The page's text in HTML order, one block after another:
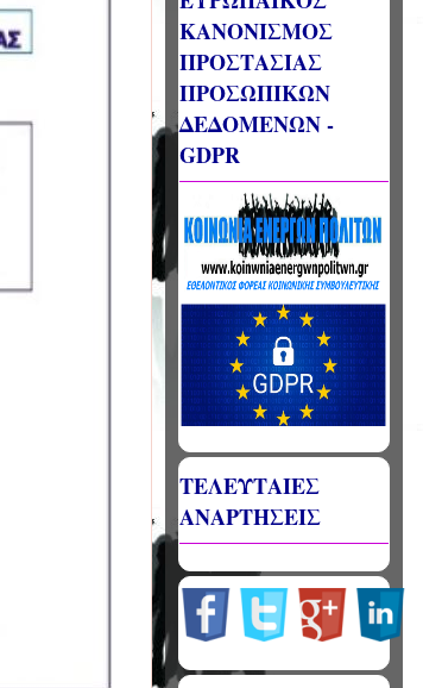
ΚΑΝΟΝΙΣΜΟΣ
ΠΡΟΣΤΑΣΙΑΣ
ΠΡΟΣΩΠΙΚΩΝ
ΔΕΔΟΜΕΝΩΝ -
GDPR
ΤΕΛΕΥΤΑΙΕΣ
ΑΝΑΡΤΗΣΕΙΣ